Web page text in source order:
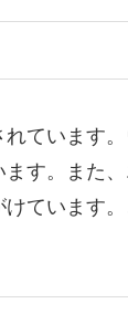
ています
す。また
ています